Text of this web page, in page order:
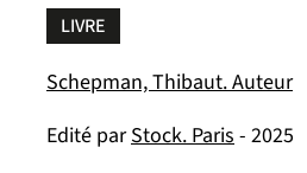
LIVRE
Schepman, Thibaut. Auteur
Edité parStock. Paris- 2025